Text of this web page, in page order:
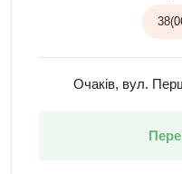
Очаків, вул.